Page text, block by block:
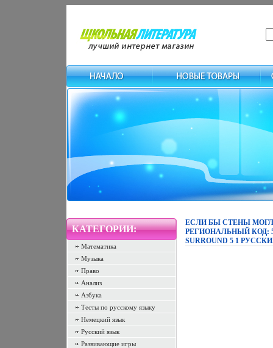
КАТЕГОРИИ:
Математика
Музыка
Право
Анализ
Азбука
Тесты по русскому языку
Немецкий язык
Русский язык
Развивающие игры
ЕСЛИ БЫ СТЕНЫ
РЕГИОНАЛЬНЫЙ КОД:
SURROUND 5 1